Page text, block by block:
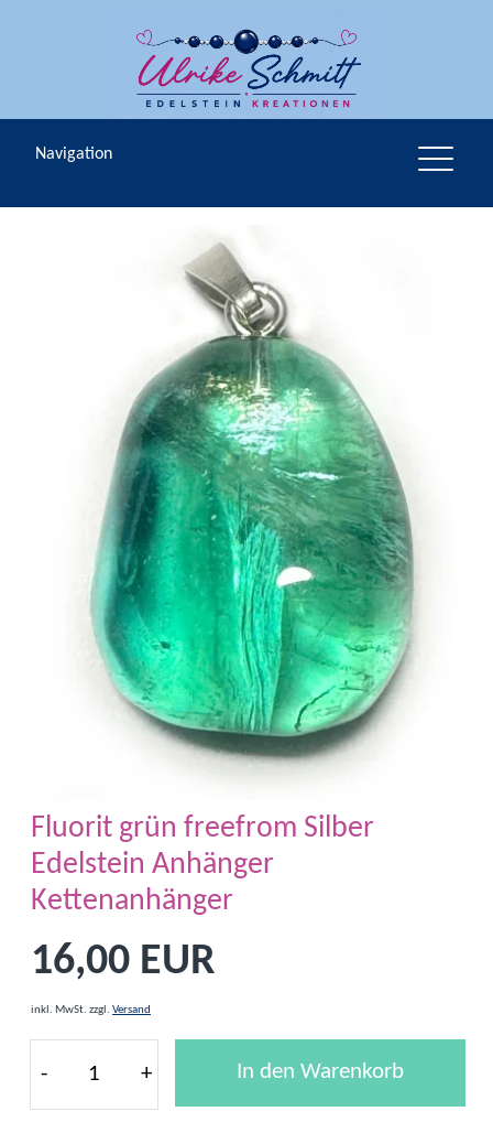
Navigation
Fluorit grün freefrom Silber
Edelstein Anhänger
Kettenanhänger
16,00 EUR
inkl. MwSt. zzgl. Versand
- + In den Warenkorb